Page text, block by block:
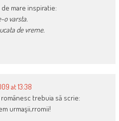
mare inspiratie:
o varsta.
de vreme.
at 13:38
românesc trebuia să scrie:
urmaşii,rromii!